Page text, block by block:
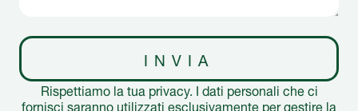
INVIA
Rispettiamo la tua privacy. I dati personali che ci
fornisci saranno utilizzati esclusivamente per gestire la